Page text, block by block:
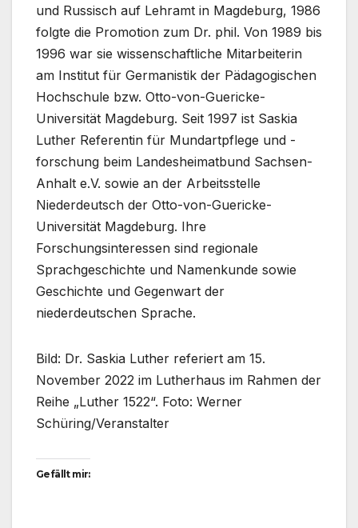
und Russisch auf Lehramt in Magdeburg, 1986
folgte die Promotion zum Dr. phil. Von 1989 bis
1996 war sie wissenschaftliche Mitarbeiterin
am Institut für Germanistik der Pädagogischen
Hochschule bzw. Otto-von-Guericke-
Universität Magdeburg. Seit 1997 ist Saskia
Luther Referentin für Mundartpflege und -
forschung beim Landesheimatbund Sachsen-
Anhalt e.V. sowie an der Arbeitsstelle
Niederdeutsch der Otto-von-Guericke-
Universität Magdeburg. Ihre
Forschungsinteressen sind regionale
Sprachgeschichte und Namenkunde sowie
Geschichte und Gegenwart der
niederdeutschen Sprache.
Bild: Dr. Saskia Luther referiert am 15.
November 2022 im Lutherhaus im Rahmen der
Reihe „Luther 1522“. Foto: Werner
Schüring/Veranstalter
Gefällt mir: